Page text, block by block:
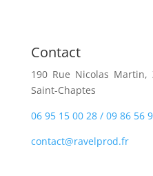
Contact
190 Rue Nicolas Martin,
Saint-Chaptes
06 95 15 00 28 / 09 86 56
contact@ravelprod.fr